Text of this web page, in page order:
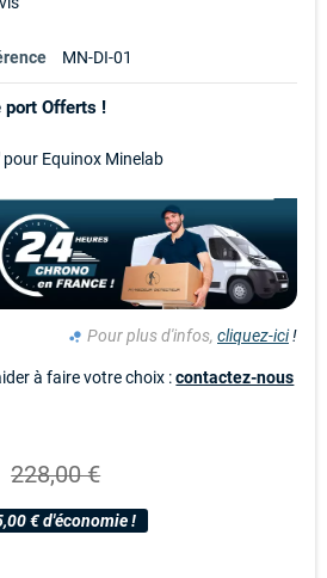
MN-DI-01
port Offerts !
pour Equinox Minelab
bubble_chart Pour plus d'infos, cliquez-ici!
à faire votre choix :contactez-nous
228,00 €
€ d'économie !